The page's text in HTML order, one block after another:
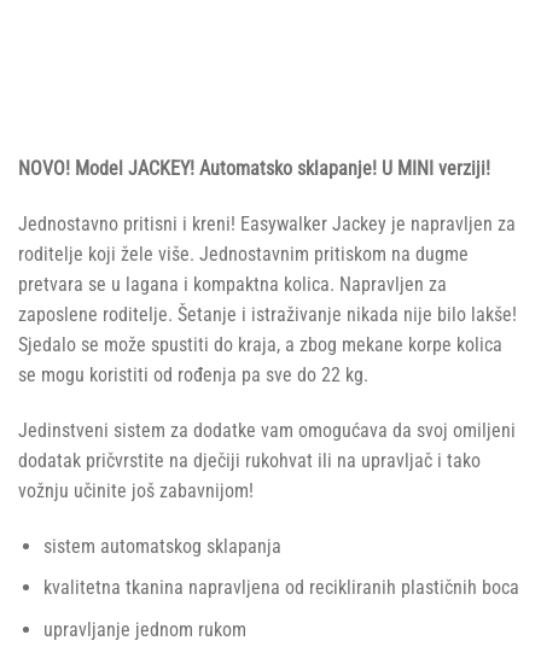
NOVO! Model JACKEY! Automatsko sklapanje! U MINI verziji!
Jednostavno pritisni i kreni! Easywalker Jackey je napravljen za
roditelje koji žele više. Jednostavnim pritiskom na dugme
pretvara se u lagana i kompaktna kolica. Napravljen za
zaposlene roditelje. Šetanje i istraživanje nikada nije bilo lakše!
Sjedalo se može spustiti do kraja, a zbog mekane korpe kolica
se mogu koristiti od rođenja pa sve do 22 kg.
Jedinstveni sistem za dodatke vam omogućava da svoj omiljeni
dodatak pričvrstite na dječiji rukohvat ili na upravljač i tako
vožnju učinite još zabavnijom!
sistem automatskog sklapanja
kvalitetna tkanina napravljena od recikliranih plastičnih boca
upravljanje jednom rukom